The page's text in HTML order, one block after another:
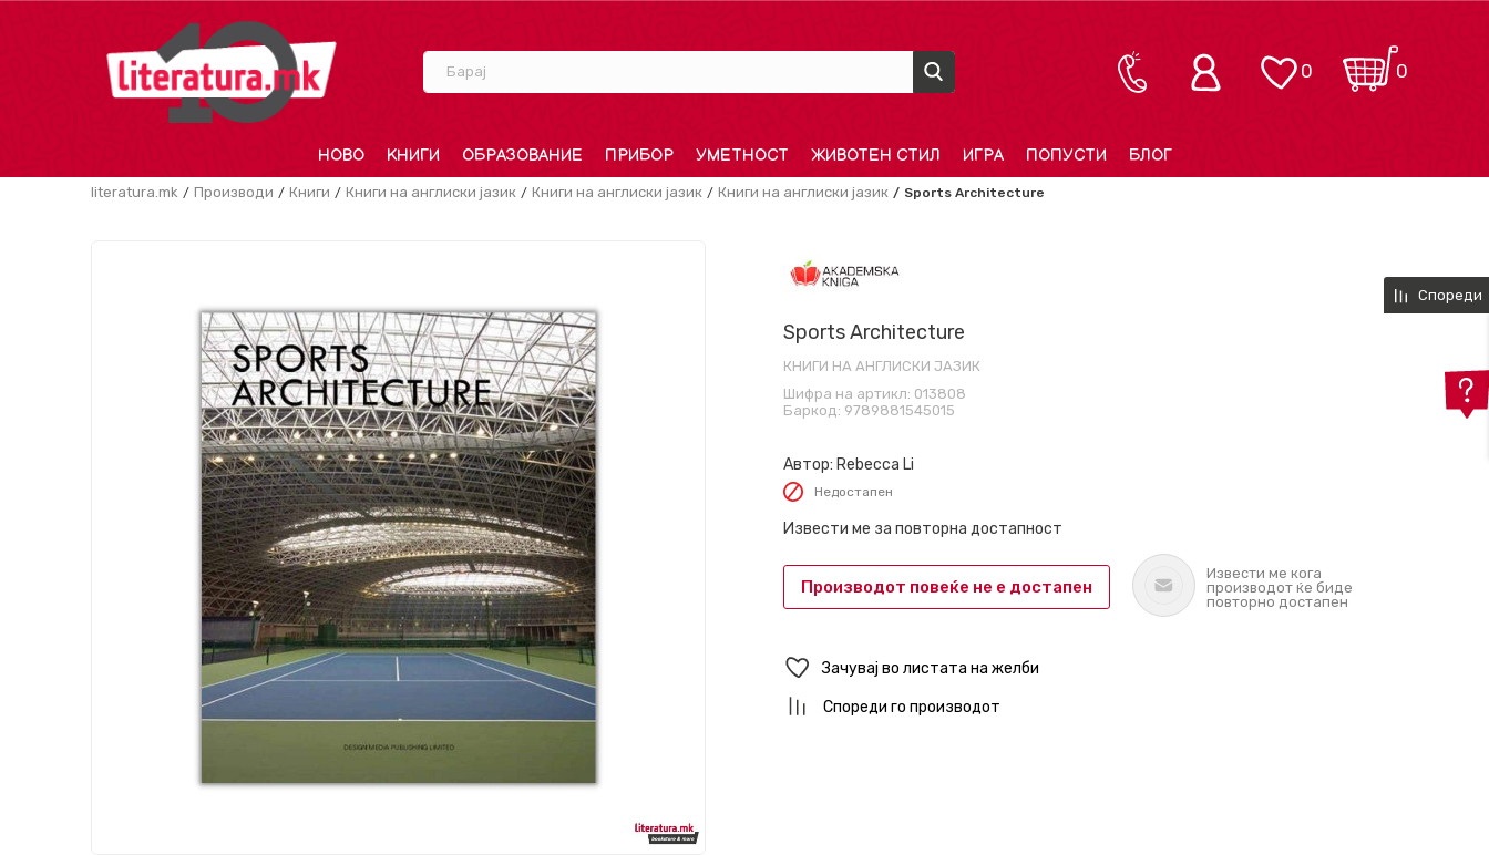
Барај 0
0
НОВО КНИГИ ОБРАЗОВАНИЕ ПРИБОР УМЕТНОСТ ЖИВОТЕН СТИЛ ИГРА ПОПУСТИ БЛОГ
literatura.mk Производи Книги Книги на англиски јазик Книги на англиски јазик Книги на англиски јазик Sports Architecture
Sports Architecture
КНИГИ НА АНГЛИСКИ ЈАЗИК
Шифра на артикл: 013808
Баркод: 9789881545015
Автор: Rebecca Li
Недостапен
Извести ме за повторна достапност
Производот повеќе не е достапен
Извести ме кога
производот ќе биде
повторно достапен
Зачувај во листата на желби
Спореди го производот
Спореди